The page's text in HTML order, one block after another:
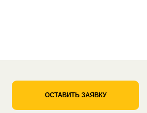
ОСТАВИТЬ ЗАЯВКУ